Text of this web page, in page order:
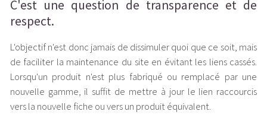
C'est une question de transparence et de
respect.
L'objectif n'est donc jamais de dissimuler quoi que ce soit, mais
de faciliter la maintenance du site en évitant les liens cassés.
Lorsqu'un produit n'est plus fabriqué ou remplacé par une
nouvelle gamme, il suffit de mettre à jour le lien raccourcis
vers la nouvelle fiche ou vers un produit équivalent.